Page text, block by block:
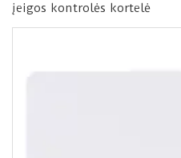
įeigos kontrolės kortelė